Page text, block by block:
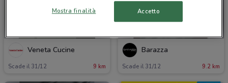
Veneta Cucine
Scade il 31/12 9 km
Barazza
Scade il 31/12 9.2 km
Mostra finalità Accetto